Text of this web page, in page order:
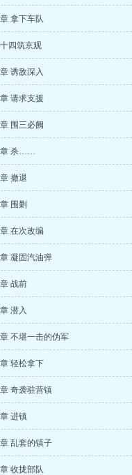
拿下车队
四筑京观
诱敌深入
请求支援
围三必阙
章 杀……
撤退
围剿
在次改编
凝固汽油弹
战前
潜入
不堪一击的伪军
轻松拿下
奇袭驻营镇
进镇
乱套的镇子
收拢部队